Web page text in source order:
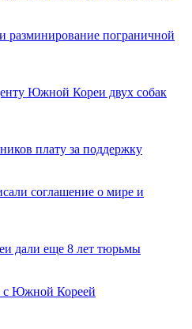
пограничной
Южной Кореи двух собак
плату за поддержку
соглашение о мире и
дали еще 8 лет тюрьмы
с Южной Кореей